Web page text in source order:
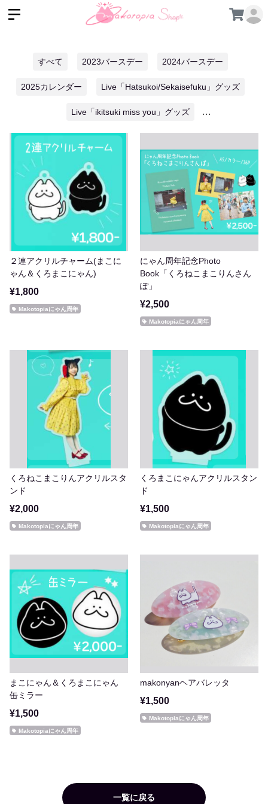
すべて 2023バースデー 2024バースデー
2025カレンダー Live「Hatsukoi/Sekaisefuku」グッズ
Live「ikitsuki miss you」グッズ
Live「Phototaxis」グッズ
Makotopia１周年 Makotopiaにゃん周年 カレンダー
グリーティング チェキ
まこにゃんシールコレクション まこにゃんようちえん
まこりん10周年 まこりん縁日 まこりん縁日2025
写真集 書籍
２連アクリルチャーム(まこに
ゃん＆くろまこにゃん)
¥1,800
Makotopiaにゃん周年
にゃん周年記念Photo
Book「くろねこまこりんさん
ぽ」
¥2,500
Makotopiaにゃん周年
くろねこまこりんアクリルスタ
ンド
¥2,000
Makotopiaにゃん周年
くろまこにゃんアクリルスタン
ド
¥1,500
Makotopiaにゃん周年
まこにゃん＆くろまこにゃん
缶ミラー
¥1,500
Makotopiaにゃん周年
makonyanヘアバレッタ
¥1,500
Makotopiaにゃん周年
一覧に戻る